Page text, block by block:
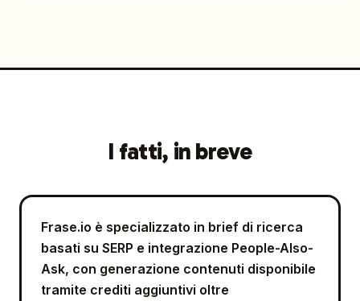
I fatti, in breve
Frase.io è specializzato in brief di ricerca
basati su SERP e integrazione People-Also-
Ask, con generazione contenuti disponibile
tramite crediti aggiuntivi oltre